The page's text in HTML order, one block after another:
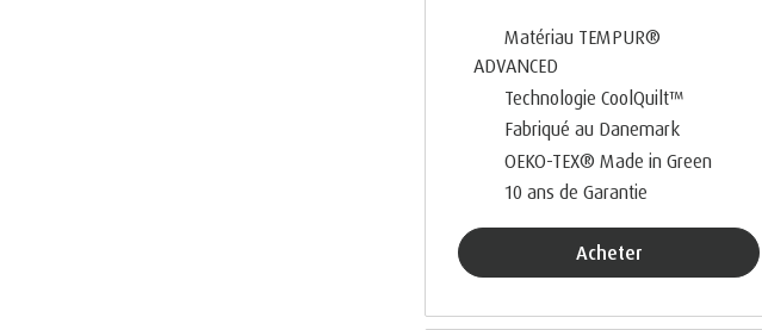
Matériau TEMPUR®
ADVANCED
Technologie CoolQuilt™
Fabriqué au Danemark
OEKO-TEX® Made in Green
10 ans de Garantie
Acheter